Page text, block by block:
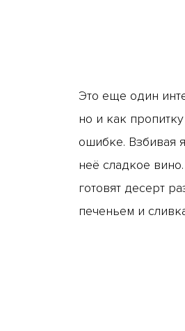
Это еще один
но и как
ошибке. Взбивая
неё сладкое
готовят десерт
печеньем и